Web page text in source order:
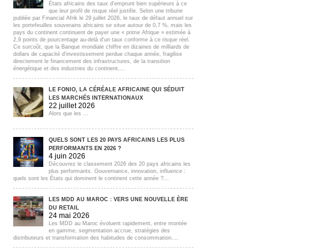
États africains des taux d'emprunt bien supérieurs à ce
que leur profil de risque réel justifie. Selon une tribune
publiée par Financial Afrik le 29 juillet 2026, le taux de défaut annuel sur
les portefeuilles souverains africains se situe autour de 0,7 %, mais les
pays du continent continuent de payer une « prime Afrique » estimée à
2,9 points de pourcentage au-delà d'un taux conforme à ce risque réel.
Ce surcoût, que la Banque mondiale chiffre en dizaines de milliards de
dollars de capacité d'investissement perdue chaque année, fragilise
directement le financement des infrastructures, de la transition
énergétique et des industries du continent....
LE FONIO, LA CÉRÉALE AFRICAINE QUI SÉDUIT
LES MARCHÉS INTERNATIONAUX
22 juillet 2026
Alors que les ...
QUELS SONT LES 20 PAYS AFRICAINS LES PLUS
PERFORMANTS EN 2026 ?
4 juin 2026
Découvrez le classement 2026 des 20 pays africains les
plus performants. Gouvernance, innovation, influence :
quels sont les États qui dominent le continent cette année ?...
LES MDD AU MAROC : VERS UNE NOUVELLE ÈRE
DU RETAIL
24 mai 2026
Les MDD au Maroc évoluent rapidement, entre montée
en gamme, segmentation accrue, stratégies des
distributeurs et transformation des habitudes de consommation....